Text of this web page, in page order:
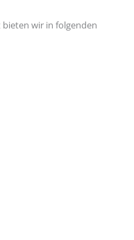
bieten wir in folgenden